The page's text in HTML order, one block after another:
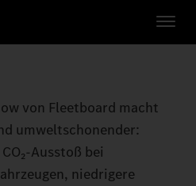
von Fleetboard macht
umweltschonender:
Ausstoß bei
niedrigere